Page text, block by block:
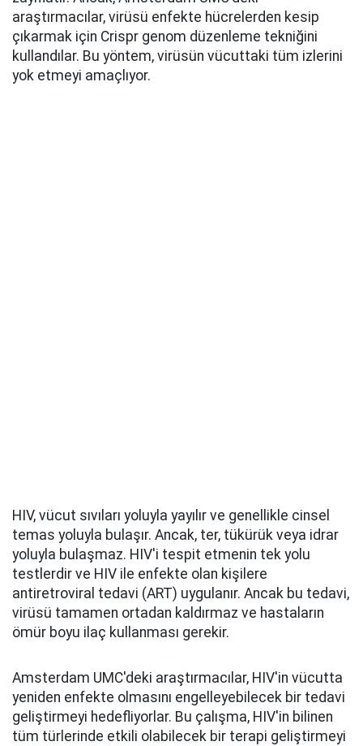
araştırmacılar, virüsü enfekte hücrelerden kesip
çıkarmak için Crispr genom düzenleme tekniğini
kullandılar. Bu yöntem, virüsün vücuttaki tüm izlerini
yok etmeyi amaçlıyor.
HIV, vücut sıvıları yoluyla yayılır ve genellikle cinsel
temas yoluyla bulaşır. Ancak, ter, tükürük veya idrar
yoluyla bulaşmaz. HIV'i tespit etmenin tek yolu
testlerdir ve HIV ile enfekte olan kişilere
antiretroviral tedavi (ART) uygulanır. Ancak bu tedavi,
virüsü tamamen ortadan kaldırmaz ve hastaların
ömür boyu ilaç kullanması gerekir.
Amsterdam UMC'deki araştırmacılar, HIV'in vücutta
yeniden enfekte olmasını engelleyebilecek bir tedavi
geliştirmeyi hedefliyorlar. Bu çalışma, HIV'in bilinen
tüm türlerinde etkili olabilecek bir terapi geliştirmeyi